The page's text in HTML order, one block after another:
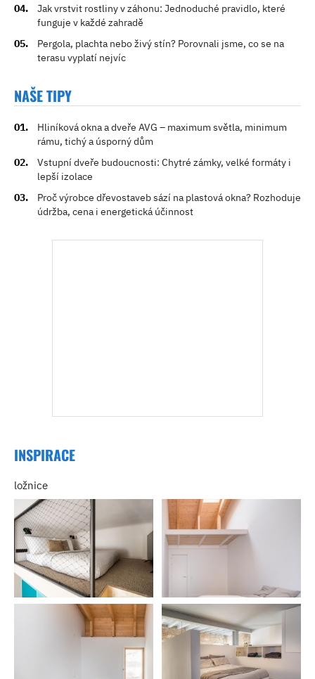
Jak vrstvit rostliny v záhonu: Jednoduché pravidlo, které
funguje v každé zahradě
Pergola, plachta nebo živý stín? Porovnali jsme, co se na
terasu vyplatí nejvíc
NAŠE TIPY
Hliníková okna a dveře AVG – maximum světla, minimum
rámu, tichý a úsporný dům
Vstupní dveře budoucnosti: Chytré zámky, velké formáty i
lepší izolace
Proč výrobce dřevostaveb sází na plastová okna? Rozhoduje
údržba, cena i energetická účinnost
INSPIRACE
ložnice